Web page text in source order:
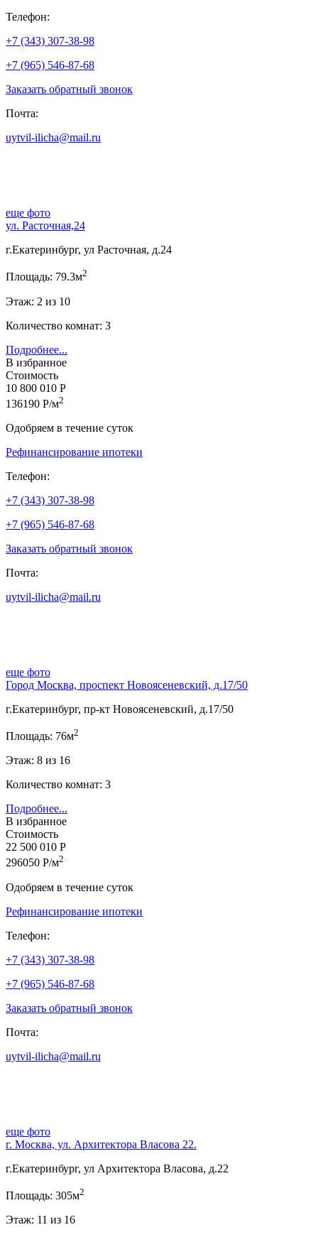
Телефон:
+7 (343) 307-38-98
+7 (965) 546-87-68
Заказать обратный звонок
Почта:
uytvil-ilicha@mail.ru
еще фото
ул. Расточная,24
г.Екатеринбург, ул Расточная, д.24
Площадь: 79.3м2
Этаж: 2 из 10
Количество комнат: 3
Подробнее...
В избранное
Стоимость
10 800 010 Р
136190 Р/м2
Одобряем в течение суток
Рефинансирование ипотеки
Телефон:
+7 (343) 307-38-98
+7 (965) 546-87-68
Заказать обратный звонок
Почта:
uytvil-ilicha@mail.ru
еще фото
Город Москва, проспект Новоясеневский, д.17/50
г.Екатеринбург, пр-кт Новоясеневский, д.17/50
Площадь: 76м2
Этаж: 8 из 16
Количество комнат: 3
Подробнее...
В избранное
Стоимость
22 500 010 Р
296050 Р/м2
Одобряем в течение суток
Рефинансирование ипотеки
Телефон:
+7 (343) 307-38-98
+7 (965) 546-87-68
Заказать обратный звонок
Почта:
uytvil-ilicha@mail.ru
еще фото
г. Москва, ул. Архитектора Власова 22.
г.Екатеринбург, ул Архитектора Власова, д.22
Площадь: 305м2
Этаж: 11 из 16